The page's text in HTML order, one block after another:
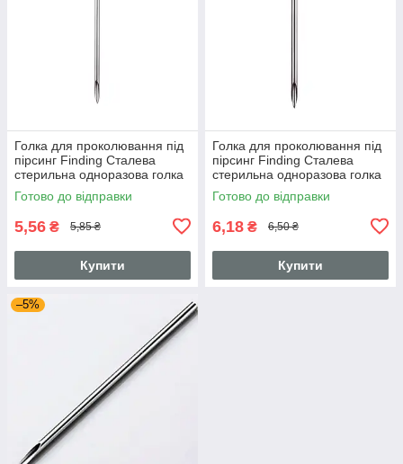
Голка для проколювання під
пірсинг Finding Сталева
стерильна одноразова голка
18G Сталистий 1 мм
Готово до відправки
5,56 ₴ 5,85 ₴
Купити
Голка для проколювання під
пірсинг Finding Сталева
стерильна одноразова голка
12G Сталистий 2 мм
Готово до відправки
6,18 ₴ 6,50 ₴
Купити
–5%